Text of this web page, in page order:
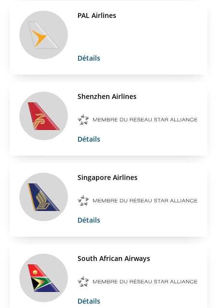
PAL Airlines
Détails
Shenzhen Airlines
Détails
Singapore Airlines
Détails
South African Airways
Détails